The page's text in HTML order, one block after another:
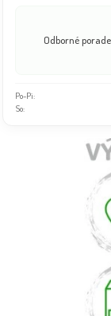
Odborné
Po-Pi:
So: